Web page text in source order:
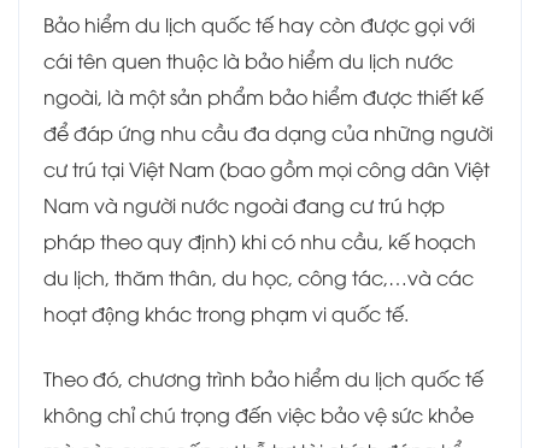
Bảo hiểm du lịch quốc tế hay còn được gọi với
cái tên quen thuộc là bảo hiểm du lịch nước
ngoài, là một sản phẩm bảo hiểm được thiết kế
để đáp ứng nhu cầu đa dạng của những người
cư trú tại Việt Nam (bao gồm mọi công dân Việt
Nam và người nước ngoài đang cư trú hợp
pháp theo quy định) khi có nhu cầu, kế hoạch
du lịch, thăm thân, du học, công tác,…và các
hoạt động khác trong phạm vi quốc tế.
Theo đó, chương trình bảo hiểm du lịch quốc tế
không chỉ chú trọng đến việc bảo vệ sức khỏe